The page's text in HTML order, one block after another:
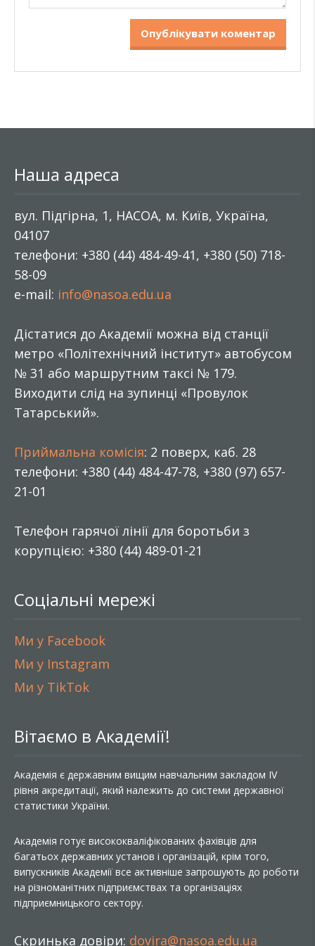
Наша адреса
вул. Підгірна, 1, НАСОА, м. Київ, Україна,
04107
телефони: +380 (44) 484-49-41, +380 (50) 718-
58-09
e-mail: info@nasoa.edu.ua
Дістатися до Академії можна від станції
метро «Політехнічний інститут» автобусом
№ 31 або маршрутним таксі № 179.
Виходити слід на зупинці «Провулок
Татарський».
Приймальна комісія: 2 поверх, каб. 28
телефони: +380 (44) 484-47-78, +380 (97) 657-
21-01
Телефон гарячої лінії для боротьби з
корупцією: +380 (44) 489-01-21
Соціальні мережі
Ми у Facebook
Ми у Instagram
Ми у TikTok
Вітаємо в Академії!
Академія є державним вищим навчальним закладом IV
рівня акредитації, який належить до системи державної
статистики України.
Академія готує висококваліфікованих фахівців для
багатьох державних установ і організацій, крім того,
випускників Академії все активніше запрошують до роботи
на різноманітних підприємствах та організаціях
підприємницького сектору.
Скринька довіри: dovira@nasoa.edu.ua